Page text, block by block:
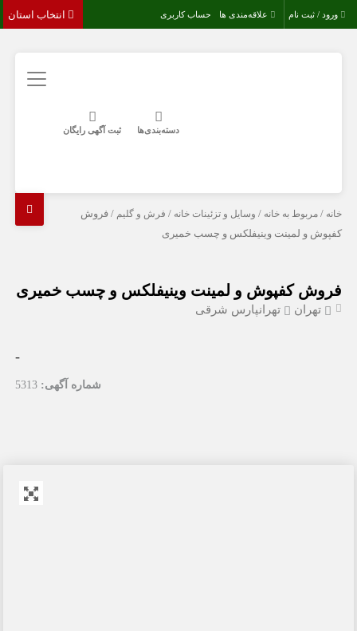
ورود / ثبت نام علاقه‌مندی ها حساب کاربری
دسته‌بندی‌ها ثبت آگهی رایگان
خانه /مربوط به خانه / وسایل و تزئینات خانه / فرش و گلیم / فروش
کفپوش و لمینت وینیفلکس و چسب خمیری
فروش کفپوش و لمینت وینیفلکس و چسب خمیری
تهران تهرانپارس شرقی
-
شماره آگهی: 5313